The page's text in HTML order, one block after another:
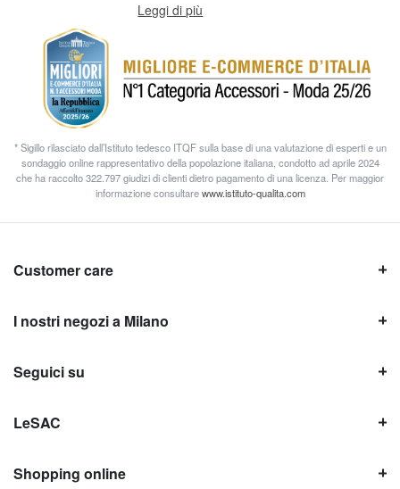
Leggi di più
* Sigillo rilasciato dall’Istituto tedesco ITQF sulla base di una valutazione di esperti e un
sondaggio online rappresentativo della popolazione italiana, condotto ad aprile 2024
che ha raccolto 322.797 giudizi di clienti dietro pagamento di una licenza. Per maggior
informazione consultarewww.istituto-qualita.com
Customer care
I nostri negozi a Milano
Seguici su
LeSAC
Shopping online